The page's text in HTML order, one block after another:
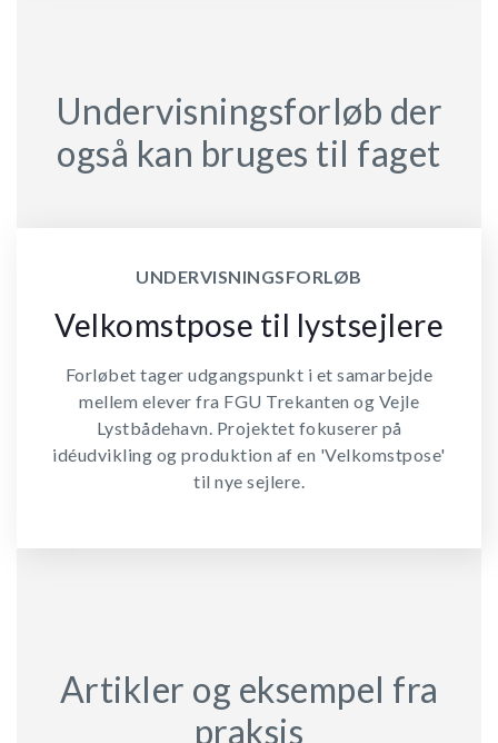
Undervisningsforløb der
også kan bruges til faget
UNDERVISNINGSFORLØB
Velkomstpose til lystsejlere
Forløbet tager udgangspunkt i et samarbejde
mellem elever fra FGU Trekanten og Vejle
Lystbådehavn. Projektet fokuserer på
idéudvikling og produktion af en 'Velkomstpose'
til nye sejlere.
Artikler og eksempel fra
praksis